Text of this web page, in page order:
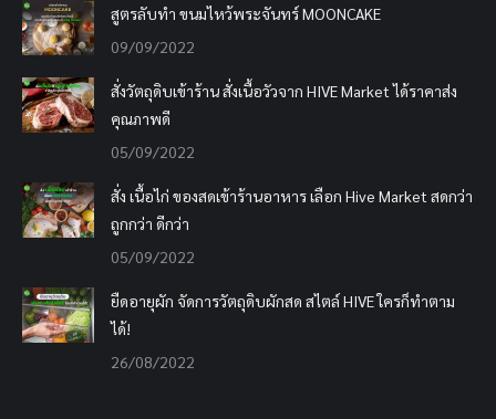
สูตรลับทำ ขนมไหว้พระจันทร์ MOONCAKE
09/09/2022
สั่งวัตถุดิบเข้าร้าน สั่งเนื้อวัวจาก HIVE Market ได้ราคาส่ง
คุณภาพดี
05/09/2022
สั่ง เนื้อไก่ ของสดเข้าร้านอาหาร เลือก Hive Market สดกว่า
ถูกกว่า ดีกว่า
05/09/2022
ยืดอายุผัก จัดการวัตถุดิบผักสด สไตล์ HIVE ใครก็ทำตาม
ได้!
26/08/2022